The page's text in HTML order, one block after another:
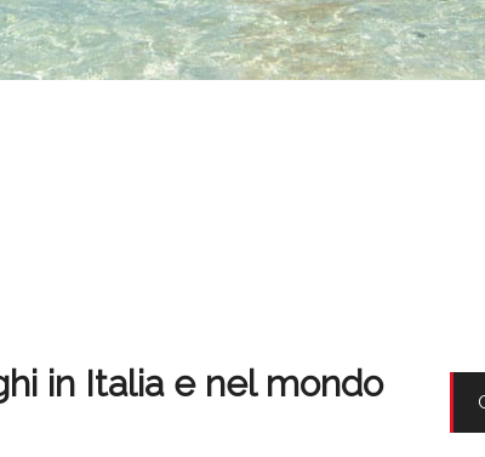
in Italia e nel mondo